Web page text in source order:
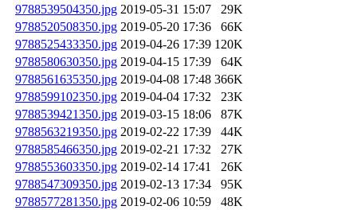
9788539504350.jpg 2019-05-31 15:07
29K
9788520508350.jpg 2019-05-20 17:36
66K
9788525433350.jpg 2019-04-26 17:39 120K
9788580630350.jpg 2019-04-15 17:39
64K
9788561635350.jpg 2019-04-08 17:48 366K
9788599102350.jpg 2019-04-04 17:32
23K
9788539421350.jpg 2019-03-15 18:06
87K
9788563219350.jpg 2019-02-22 17:39
44K
9788585466350.jpg 2019-02-21 17:32
27K
9788553603350.jpg 2019-02-14 17:41
26K
9788547309350.jpg 2019-02-13 17:34
95K
9788577281350.jpg 2019-02-06 10:59
48K